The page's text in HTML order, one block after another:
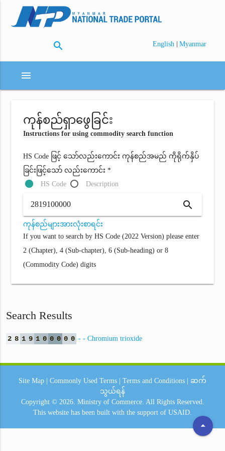
search English | Myanmar
menu
ကုန်စည်ရှာဖွေခြင်း
Instructions for using commodity search function
HS Code ဖြင့် သော်လည်းကောင်း ကုန်စည်အမည် ကိုရိုက်နှိပ်
ခြင်းဖြင့်သော် လည်းကောင်း *
HS Code
Description
search
ကုန်စည်များအားလုံးစာရင်း
If you want to search by HS Code (2022 Version) please enter
2 (Chapter), 4 (Sub-chapter), 6 (Sub-heading) or 8
(Commodity Code) digits
Search Results
2 8 1 9 1 0 0 0 0 0 - - Chromium trioxide
arrow_drop_up
Site Map Commonly Used Terms Terms and Conditions
ဆက်
သွယ်ရန်
Copyright © 2026. Ministry of Commerce. All Rights Reserved.
This website has been built with the support of USAID.